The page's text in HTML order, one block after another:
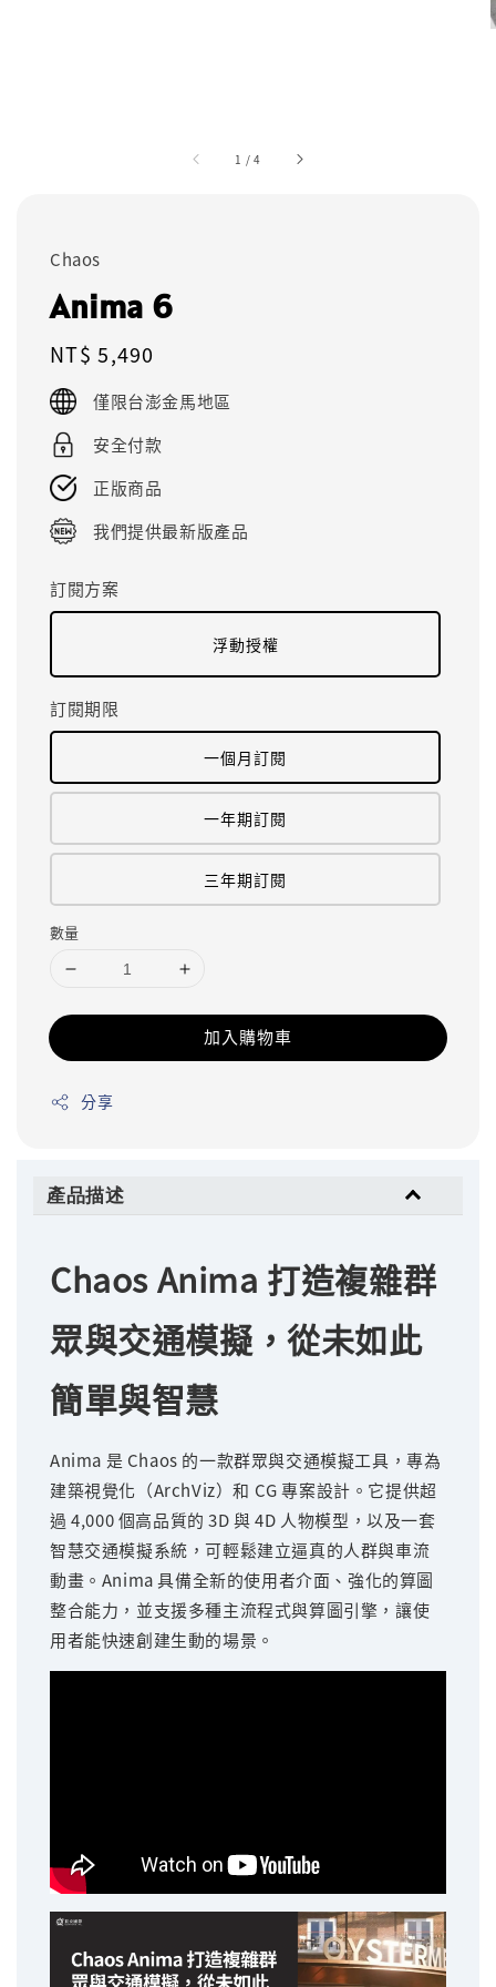
1 /4
Chaos
Anima 6
Regular
price
NT$ 5,490
僅限台澎金馬地區
安全付款
正版商品
我們提供最新版產品
訂閱方案
浮動授權
訂閱期限
一個月訂閱
一年期訂閱
三年期訂閱
數量
加入購物車
分享
產品描述
Chaos Anima 打造複雜群
眾與交通模擬，從未如此
簡單與智慧
Anima 是 Chaos 的一款群眾與交通模擬工具，專為
建築視覺化（ArchViz）和 CG 專案設計。它提供超
過 4,000 個高品質的 3D 與 4D 人物模型，以及一套
智慧交通模擬系統，可輕鬆建立逼真的人群與車流
動畫。Anima 具備全新的使用者介面、強化的算圖
整合能力，並支援多種主流程式與算圖引擎，讓使
用者能快速創建生動的場景。